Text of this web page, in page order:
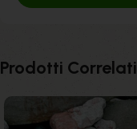
Prodotti Correlati